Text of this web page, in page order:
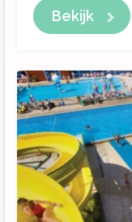
Bekijk